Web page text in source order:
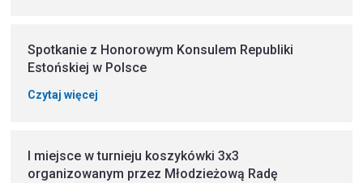
Spotkanie z Honorowym Konsulem Republiki
Estońskiej w Polsce
Czytaj więcej
I miejsce w turnieju koszykówki 3x3
organizowanym przez Młodzieżową Radę